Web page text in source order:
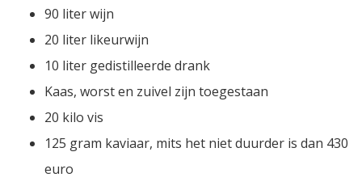
90 liter wijn
20 liter likeurwijn
10 liter gedistilleerde drank
Kaas, worst en zuivel zijn toegestaan
20 kilo vis
125 gram kaviaar, mits het niet duurder is dan 430
euro